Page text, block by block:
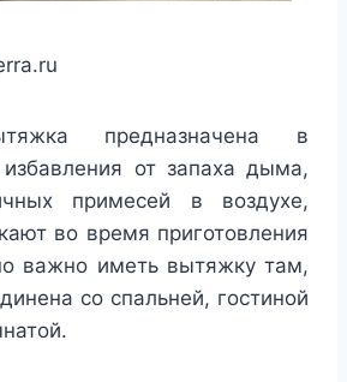
предназначена в
от запаха дыма,
примесей в воздухе,
во время приготовления
важно иметь вытяжку там,
со спальней, гостиной